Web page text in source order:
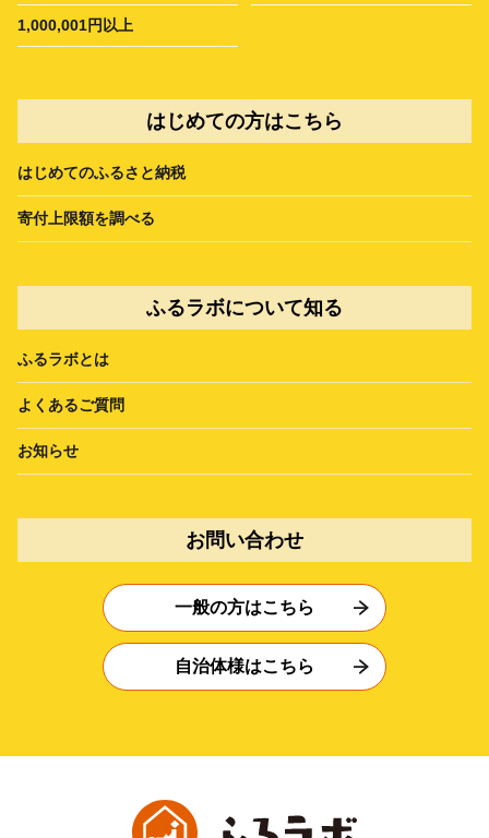
1,000,001円以上
はじめての方はこちら
はじめてのふるさと納税
寄付上限額を調べる
ふるラボについて知る
ふるラボとは
よくあるご質問
お知らせ
お問い合わせ
一般の方はこちら
自治体様はこちら